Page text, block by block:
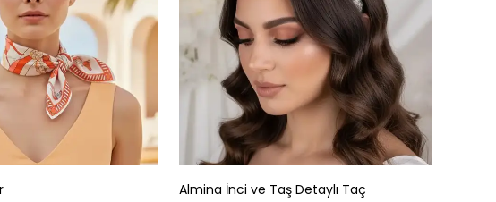
Almina İnci ve Taş Detaylı Taç